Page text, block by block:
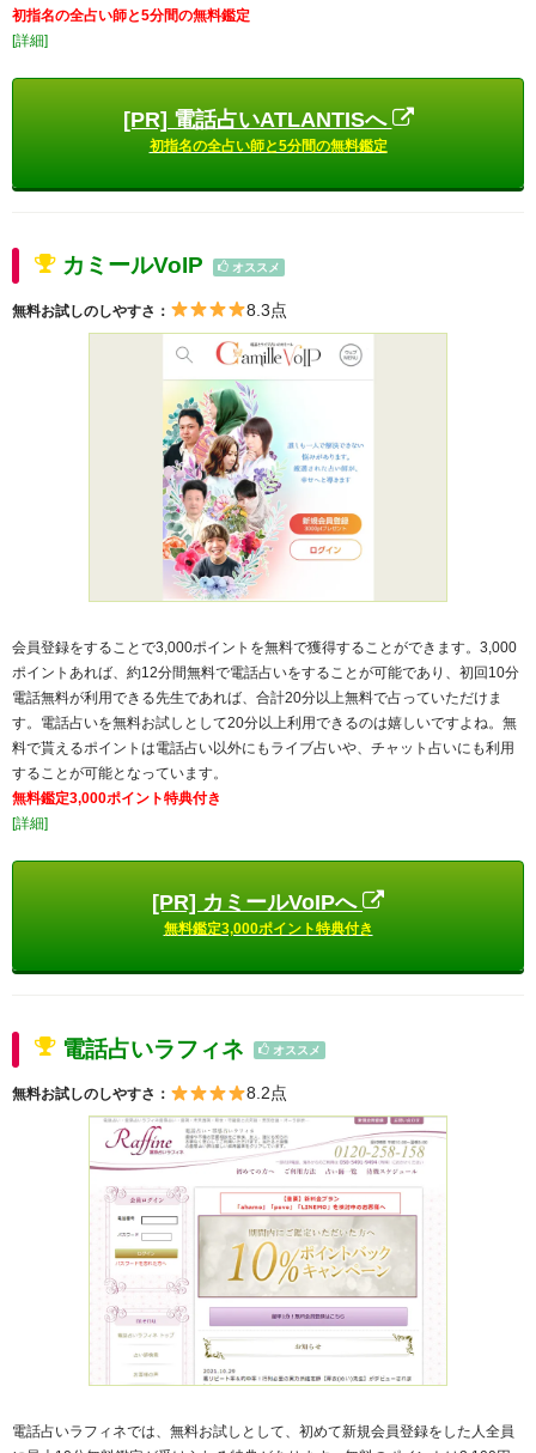
初指名の全占い師と5分間の無料鑑定
[詳細]
[PR] 電話占いATLANTISへ
初指名の全占い師と5分間の無料鑑定
カミールVoIP オススメ
無料お試しのしやすさ： 8.3点
会員登録をすることで3,000ポイントを無料で獲得することができます。3,000
ポイントあれば、約12分間無料で電話占いをすることが可能であり、初回10分
電話無料が利用できる先生であれば、合計20分以上無料で占っていただけま
す。電話占いを無料お試しとして20分以上利用できるのは嬉しいですよね。無
料で貰えるポイントは電話占い以外にもライブ占いや、チャット占いにも利用
することが可能となっています。
無料鑑定3,000ポイント特典付き
[詳細]
[PR] カミールVoIPへ
無料鑑定3,000ポイント特典付き
電話占いラフィネ オススメ
無料お試しのしやすさ： 8.2点
電話占いラフィネでは、無料お試しとして、初めて新規会員登録をした人全員